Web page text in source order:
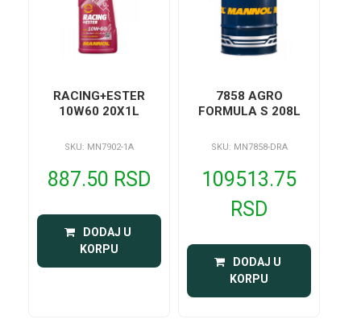
RACING+ESTER
10W60 20X1L
SKU: MN7902-1A
887.50 RSD
DODAJ U
KORPU
7858 AGRO
FORMULA S 208L
SKU: MN7858-DRA
109513.75
RSD
DODAJ U
KORPU